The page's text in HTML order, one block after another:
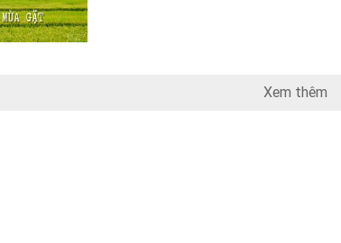
Xem thêm